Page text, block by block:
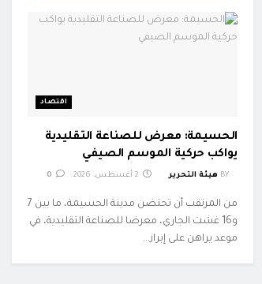
اقتصاد
الحسيمة: معرض للصناعة التقليدية
يواكب حركية الموسم الصيفي
BY هيئة التحرير
من المرتقب أن تحتضن مدينة الحسيمة، ما بين 7
و16 غشت الجاري، معرضا للصناعة التقليدية، في
موعد يراهن على إبراز...